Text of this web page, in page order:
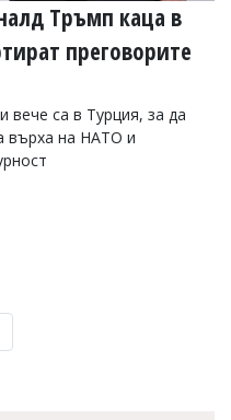
Тръмп каца в
преговорите
вече са в Турция, за да
върха на НАТО и